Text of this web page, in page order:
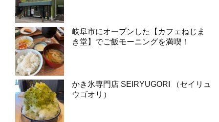
岐阜市にオープンした【カフェねじま
き堂】でご飯モーニングを満喫！
かき氷専門店 SEIRYUGORI （セイリュ
ウゴオリ）